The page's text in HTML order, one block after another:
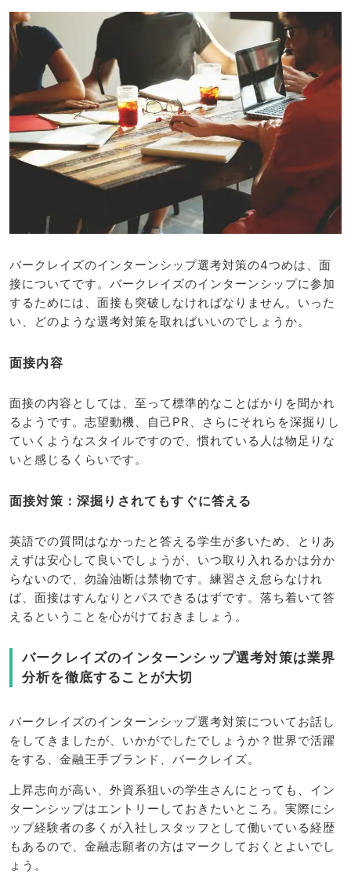
バークレイズのインターンシップ選考対策の4つめは、面
接についてです。バークレイズのインターンシップに参加
するためには、面接も突破しなければなりません。いった
い、どのような選考対策を取ればいいのでしょうか。
面接内容
面接の内容としては、至って標準的なことばかりを聞かれ
るようです。志望動機、自己PR、さらにそれらを深掘りし
ていくようなスタイルですので、慣れている人は物足りな
いと感じるくらいです。
面接対策：深掘りされてもすぐに答える
英語での質問はなかったと答える学生が多いため、とりあ
えずは安心して良いでしょうが、いつ取り入れるかは分か
らないので、勿論油断は禁物です。練習さえ怠らなけれ
ば、面接はすんなりとパスできるはずです。落ち着いて答
えるということを心がけておきましょう。
バークレイズのインターンシップ選考対策は業界
分析を徹底することが大切
バークレイズのインターンシップ選考対策についてお話し
をしてきましたが、いかがでしたでしょうか？世界で活躍
をする、金融王手ブランド、バークレイズ。
上昇志向が高い、外資系狙いの学生さんにとっても、イン
ターンシップはエントリーしておきたいところ。実際にシ
ップ経験者の多くが入社しスタッフとして働いている経歴
もあるので、金融志願者の方はマークしておくとよいでし
ょう。